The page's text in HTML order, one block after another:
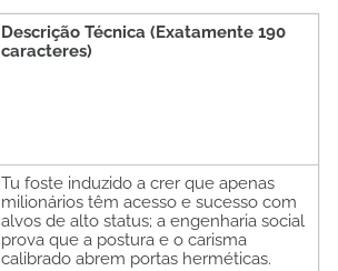
Descrição Técnica (Exatamente 190
caracteres)
Tu foste induzido a crer que apenas
milionários têm acesso e sucesso com
alvos de alto status; a engenharia social
prova que a postura e o carisma
calibrado abrem portas herméticas.